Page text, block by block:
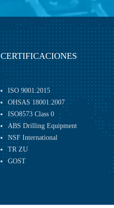
CERTIFICACIONES
ISO 9001:2015
OHSAS 18001:2007
ISO8573 Class 0
ABS Drilling ­Equipment
NSF International
TR ZU
GOST